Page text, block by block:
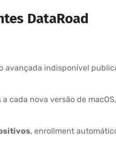
DataRoad
avançada indisponível
cada nova versão de
, enrollment